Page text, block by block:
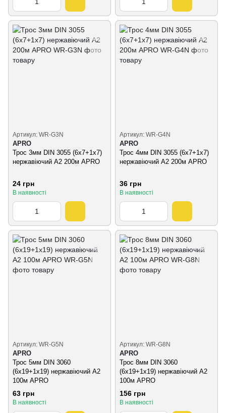
Артикул: WR-G3N
APRO
Трос 3мм DIN 3055 (6х7+1х7)
нержавіючий А2 200м APRO
24 грн
В наявності
Артикул: WR-G4N
APRO
Трос 4мм DIN 3055 (6х7+1х7)
нержавіючий А2 200м APRO
36 грн
В наявності
Артикул: WR-G5N
APRO
Трос 5мм DIN 3060
(6х19+1х19) нержавіючий А2
100м APRO
63 грн
В наявності
Артикул: WR-G8N
APRO
Трос 8мм DIN 3060
(6х19+1х19) нержавіючий А2
100м APRO
156 грн
В наявності